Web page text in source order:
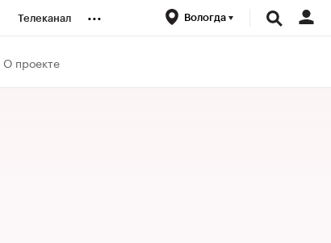
Телеканал ... Вологда
О проекте